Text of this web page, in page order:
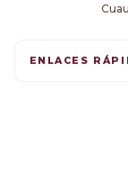
ENLACES